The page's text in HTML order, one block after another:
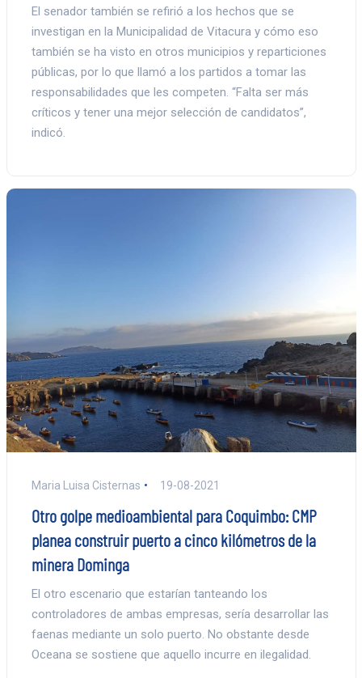
El senador también se refirió a los hechos que se
investigan en la Municipalidad de Vitacura y cómo eso
también se ha visto en otros municipios y reparticiones
públicas, por lo que llamó a los partidos a tomar las
responsabilidades que les competen. “Falta ser más
críticos y tener una mejor selección de candidatos”,
indicó.
Maria Luisa Cisternas 19-08-2021
Otro golpe medioambiental para Coquimbo: CMP
planea construir puerto a cinco kilómetros de la
minera Dominga
El otro escenario que estarían tanteando los
controladores de ambas empresas, sería desarrollar las
faenas mediante un solo puerto. No obstante desde
Oceana se sostiene que aquello incurre en ilegalidad.